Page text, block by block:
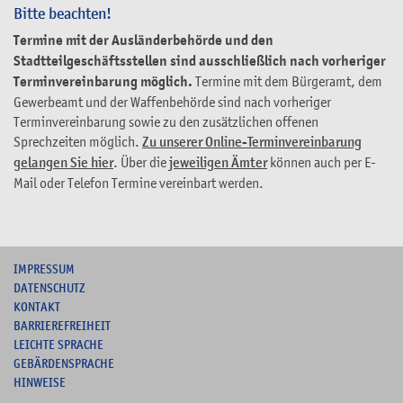
Bitte beachten!
Termine mit der Ausländerbehörde und den
Stadtteilgeschäftsstellen sind ausschließlich nach vorheriger
Terminvereinbarung möglich. Termine mit dem Bürgeramt, dem
Gewerbeamt und der Waffenbehörde sind nach vorheriger
Terminvereinbarung sowie zu den zusätzlichen offenen
Sprechzeiten möglich. Zu unserer Online-Terminvereinbarung
gelangen Sie hier. Über diejeweiligen Ämterkönnen auch per E-
Mail oder Telefon Termine vereinbart werden.
IMPRESSUM
DATENSCHUTZ
KONTAKT
BARRIEREFREIHEIT
LEICHTE SPRACHE
GEBÄRDENSPRACHE
HINWEISE